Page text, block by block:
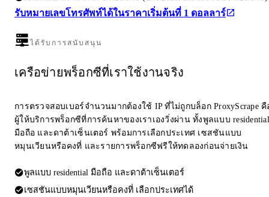
รับหมายเลขโทรศัพท์ได้ในราคาเริ่มต้นที่ 1 ดอลลาร์
ได้รับการสนับสนุน
เครือข่ายพร็อกซีที่เราใช้งานจริง
การตรวจสอบเบอร์จำนวนมากต้องใช้ IP ที่ไม่ถูกบล็อก ProxyScrape คื
ผู้ให้บริการพร็อกซีที่การค้นหาของเราเองวิ่งผ่าน ทั้งพูลแบบ residential
มือถือ และดาต้าเซ็นเตอร์ พร้อมการเลือกประเทศ เซสชันแบบ
หมุนเวียนหรือคงที่ และรายการพร็อกซีฟรีให้ทดลองก่อนจ่ายเงิน
พูลแบบ residential มือถือ และดาต้าเซ็นเตอร์
เซสชันแบบหมุนเวียนหรือคงที่ เลือกประเทศได้